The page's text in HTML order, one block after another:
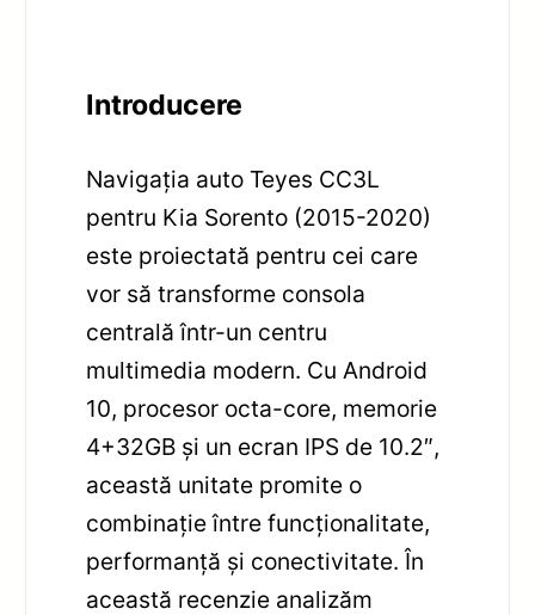
Introducere
Navigaţia auto Teyes CC3L
pentru Kia Sorento (2015-2020)
este proiectată pentru cei care
vor să transforme consola
centrală într-un centru
multimedia modern. Cu Android
10, procesor octa-core, memorie
4+32GB şi un ecran IPS de 10.2″,
această unitate promite o
combinaţie între funcţionalitate,
performanţă și conectivitate. În
această recenzie analizăm